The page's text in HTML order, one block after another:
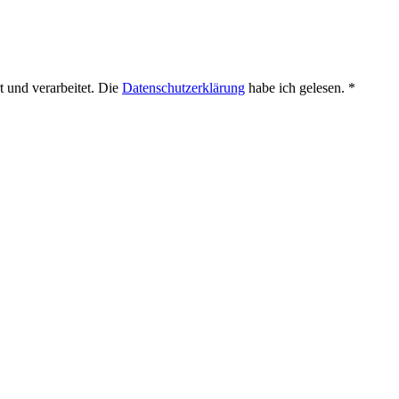
und verarbeitet. Die Datenschutzerklärung habe ich gelesen. *